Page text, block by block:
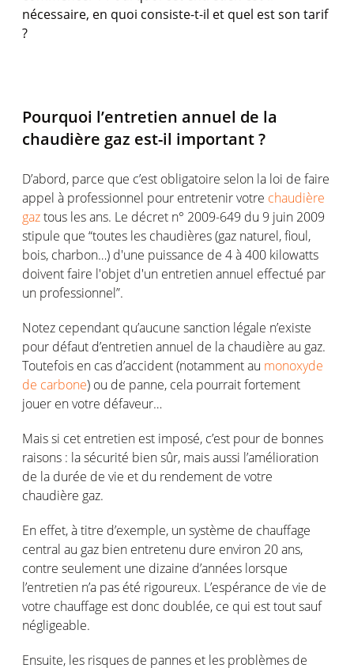
nécessaire, en quoi consiste-t-il et quel est son tarif
?
Pourquoi l’entretien annuel de la
chaudière gaz est-il important ?
D’abord, parce que c’est obligatoire selon la loi de faire
appel à professionnel pour entretenir votre chaudière
gaztous les ans. Le décret n° 2009-649 du 9 juin 2009
stipule que “toutes les chaudières (gaz naturel, fioul,
bois, charbon…) d'une puissance de 4 à 400 kilowatts
doivent faire l'objet d'un entretien annuel effectué par
un professionnel”.
Notez cependant qu’aucune sanction légale n’existe
pour défaut d’entretien annuel de la chaudière au gaz.
Toutefois en cas d’accident (notamment au monoxyde
de carbone) ou de panne, cela pourrait fortement
jouer en votre défaveur…
Mais si cet entretien est imposé, c’est pour de bonnes
raisons : la sécurité bien sûr, mais aussi l’amélioration
de la durée de vie et du rendement de votre
chaudière gaz.
En effet, à titre d’exemple, un système de chauffage
central au gaz bien entretenu dure environ 20 ans,
contre seulement une dizaine d’années lorsque
l’entretien n’a pas été rigoureux. L’espérance de vie de
votre chauffage est donc doublée, ce qui est tout sauf
négligeable.
Ensuite, les risques de pannes et les problèmes de